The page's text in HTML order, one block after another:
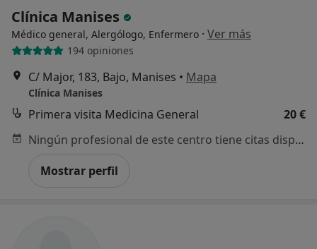
Clínica Manises
Médico general, Alergólogo, Enfermero · Ver más
194 opiniones
C/ Major, 183, Bajo, Manises • Mapa
Clínica Manises
Primera visita Medicina General
20 €
Ningún profesional de este centro tiene citas disponibles
Mostrar perfil